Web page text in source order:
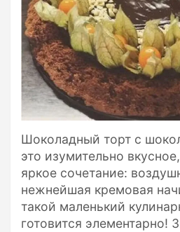
Шоколадный торт с
это изумительно
яркое сочетание:
нежнейшая кремовая
такой маленький
готовится элементарно!